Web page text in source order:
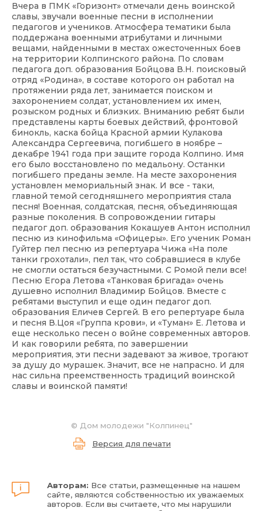
Вчера в ПМК «Горизонт» отмечали день воинской
славы, звучали военные песни в исполнении
педагогов и учеников. Атмосфера тематики была
поддержана военными атрибутами и личными
вещами, найденными в местах ожесточенных боев
на территории Колпинского района. По словам
педагога доп. образования Бойцова В.Н. поисковый
отряд «Родина», в составе которого он работал на
протяжении ряда лет, занимается поиском и
захоронением солдат, установлением их имен,
розыском родных и близких. Вниманию ребят были
представлены карты боевых действий, фронтовой
бинокль, каска бойца Красной армии Кулакова
Александра Сергеевича, погибшего в ноябре –
декабре 1941 года при защите города Колпино. Имя
его было восстановлено по медальону. Останки
погибшего преданы земле. На месте захоронения
установлен мемориальный знак. И все - таки,
главной темой сегодняшнего мероприятия стала
песня! Военная, солдатская, песня, объединяющая
разные поколения. В сопровождении гитары
педагог доп. образования Кокашуев Антон исполнил
песню из кинофильма «Офицеры». Его ученик Роман
Гуйтер пел песню из репертуара Чижа «На поле
танки грохотали», пел так, что собравшиеся в клубе
не смогли остаться безучастными. С Ромой пели все!
Песню Егора Летова «Танковая бригада» очень
душевно исполнил Владимир Бойцов. Вместе с
ребятами выступил и еще один педагог доп.
образования Еличев Сергей. В его репертуаре была
и песня В.Цоя «Группа крови», и «Туман» Е. Летова и
еще несколько песен о войне современных авторов.
И как говорили ребята, по завершении
мероприятия, эти песни задевают за живое, трогают
за душу до мурашек. Значит, все не напрасно. И для
нас сильна преемственность традиций воинской
славы и воинской памяти!
© Дом молодежи "Колпинец"
Версия для печати
Авторам: Все статьи, размещенные на нашем
сайте, являются собственностью их уважаемых
авторов. Если вы считаете, что мы нарушили